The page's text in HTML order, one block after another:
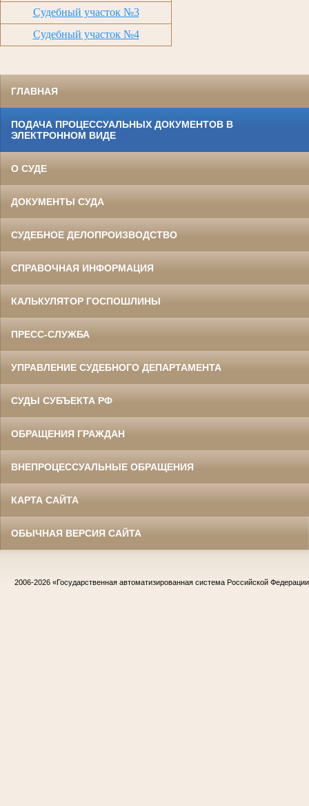
Судебный участок №3
Судебный участок №4
ГЛАВНАЯ
ПОДАЧА ПРОЦЕССУАЛЬНЫХ ДОКУМЕНТОВ В
ЭЛЕКТРОННОМ ВИДЕ
О СУДЕ
ДОКУМЕНТЫ СУДА
СУДЕБНОЕ ДЕЛОПРОИЗВОДСТВО
СПРАВОЧНАЯ ИНФОРМАЦИЯ
КАЛЬКУЛЯТОР ГОСПОШЛИНЫ
ПРЕСС-СЛУЖБА
УПРАВЛЕНИЕ СУДЕБНОГО ДЕПАРТАМЕНТА
СУДЫ СУБЪЕКТА РФ
ОБРАЩЕНИЯ ГРАЖДАН
ВНЕПРОЦЕССУАЛЬНЫЕ ОБРАЩЕНИЯ
КАРТА САЙТА
ОБЫЧНАЯ ВЕРСИЯ САЙТА
2006-2026 «Государственная автоматизированная система Российской